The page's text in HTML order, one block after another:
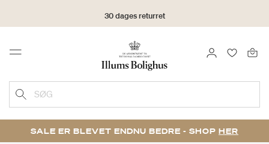
30 dages returret
Menu LOG IND
SØG
SALE ER BLEVET ENDNU BEDRE - SHOP HER